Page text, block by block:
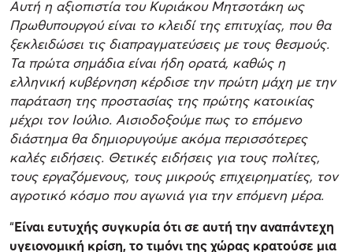
Αυτή η αξιοπιστία του Κυριάκου Μητσοτάκη ως
Πρωθυπουργού είναι το κλειδί της επιτυχίας, που θα
ξεκλειδώσει τις διαπραγματεύσεις με τους θεσμούς.
Τα πρώτα σημάδια είναι ήδη ορατά, καθώς η
ελληνική κυβέρνηση κέρδισε την πρώτη μάχη με την
παράταση της προστασίας της πρώτης κατοικίας
μέχρι τον Ιούλιο. Αισιοδοξούμε πως το επόμενο
διάστημα θα δημιορυγούμε ακόμα περισσότερες
καλές ειδήσεις. Θετικές ειδήσεις για τους πολίτες,
τους εργαζόμενους, τους μικρούς επιχειρηματίες, τον
αγροτικό κόσμο που αγωνιά για την επόμενη μέρα.
“Είναι ευτυχής συγκυρία ότι σε αυτή την αναπάντεχη
υγειονομική κρίση, το τιμόνι της χώρας κρατούσε μια